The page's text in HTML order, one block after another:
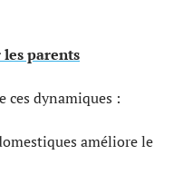
parents
ces dynamiques :
améliore le